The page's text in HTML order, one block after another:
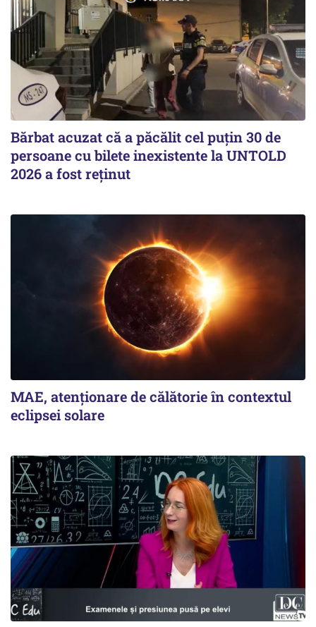
Bărbat acuzat că a păcălit cel puțin 30 de
persoane cu bilete inexistente la UNTOLD
2026 a fost reținut
MAE, atenționare de călătorie în contextul
eclipsei solare